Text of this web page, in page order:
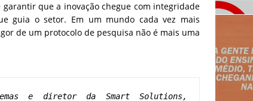
que a inovação chegue com integridade
guia o setor. Em um mundo cada vez mais
de um protocolo de pesquisa não é mais uma
e diretor da Smart Solutions,